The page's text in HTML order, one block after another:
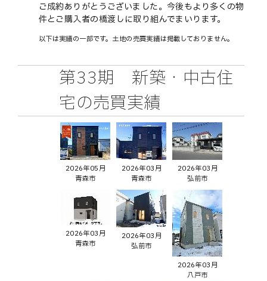
ご成約ありがとうございました。今後もより多くの物
件とご購入者の橋渡しに取り組んでまいります。
以下は実績の一部です。土地の売買実績は掲載しておりません。
第33期 新築・中古住
宅の売買実績
2026年05月
青森市
2026年03月
青森市
2026年03月
弘前市
2026年03月
青森市
2026年03月
弘前市
2026年03月
八戸市